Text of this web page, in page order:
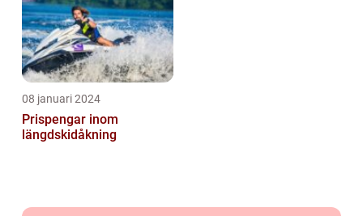
08 januari 2024
Prispengar inom
längdskidåkning